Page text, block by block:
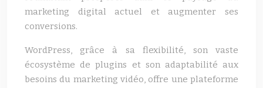
marketing digital actuel et augmenter ses
conversions.
WordPress, grâce à sa flexibilité, son vaste
écosystème de plugins et son adaptabilité aux
besoins du marketing vidéo, offre une plateforme